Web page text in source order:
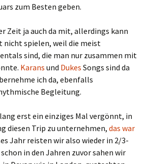
zum Besten geben.
Zeit ja auch da mit, allerdings kann
nicht spielen, weil die meist
sind, die man nur zusammen mit
Karans und Dukes Songs sind da
ich da, ebenfalls
Begleitung.
erst ein einziges Mal vergönnt, in
diesen Trip zu unternehmen, das war
Jahr reisten wir also wieder in 2/3-
in den Jahren zuvor sahen wir